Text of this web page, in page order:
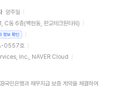
양주일
C동 6층(백현동, 판교테크원타워)
정보 확인
0557호
Inc., NAVER Cloud
국민은행과 채무지급 보증 계약을 체결하여